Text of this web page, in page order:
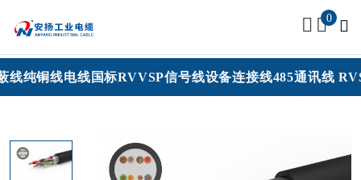
0
屏蔽线纯铜线电线国标RVVSP信号线设备连接线485通讯